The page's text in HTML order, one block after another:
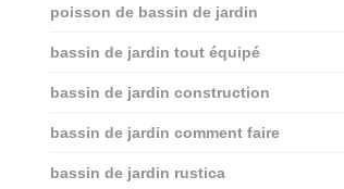
poisson de bassin de jardin
bassin de jardin tout équipé
bassin de jardin construction
bassin de jardin comment faire
bassin de jardin rustica